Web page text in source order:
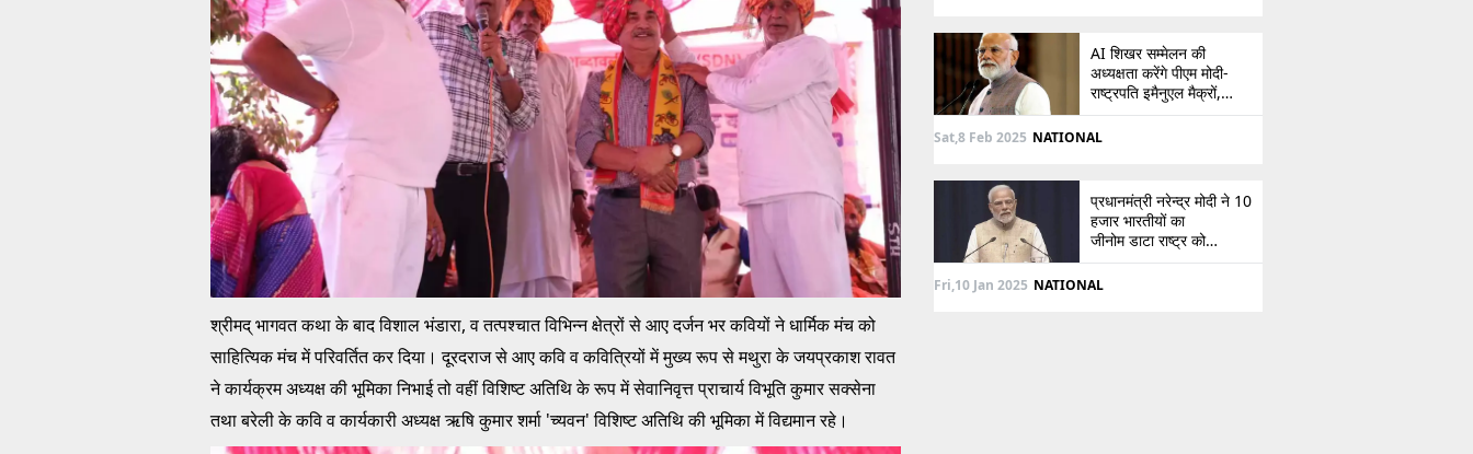
श्रीमद् भागवत कथा के बाद विशाल भंडारा, व तत्पश्चात विभिन्न क्षेत्रों से आए दर्जन भर कवियों ने धार्मिक मंच को
साहित्यिक मंच में परिवर्तित कर दिया। दूरदराज से आए कवि व कवित्रियों में मुख्य रूप से मथुरा के जयप्रकाश रावत
ने कार्यक्रम अध्यक्ष की भूमिका निभाई तो वहीं विशिष्ट अतिथि के रूप में सेवानिवृत्त प्राचार्य विभूति कुमार सक्सेना
तथा बरेली के कवि व कार्यकारी अध्यक्ष ऋषि कुमार शर्मा 'च्यवन' विशिष्ट अतिथि की भूमिका में विद्यमान रहे।
AI शिखर सम्मेलन की
अध्यक्षता करेंगे पीएम मोदी-
राष्ट्रपति इमैनुएल मैक्रों,
भारत-फ्रांस संबंधों को देंगे नई
दिशा
Sat,8 Feb 2025 NATIONAL
प्रधानमंत्री नरेन्द्र मोदी ने 10
हजार भारतीयों का
जीनोम डाटा राष्ट्र को
सौंपा, जानें इसके बारे में
Fri,10 Jan 2025 NATIONAL